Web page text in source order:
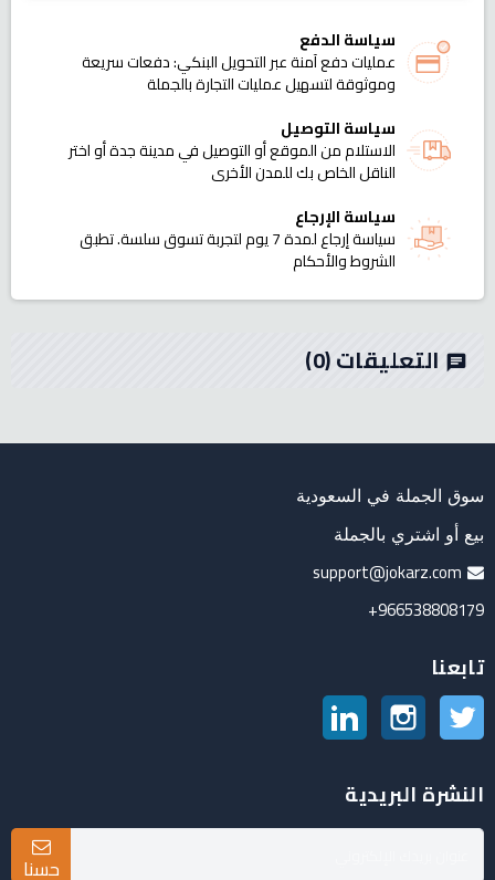
سياسة الدفع
عمليات دفع آمنة عبر التحويل البنكي: دفعات سريعة
وموثوقة لتسهيل عمليات التجارة بالجملة
سياسة التوصيل
الاستلام من الموقع أو التوصيل في مدينة جدة أو اختر
الناقل الخاص بك للمدن الأخرى
سياسة الإرجاع
سياسة إرجاع لمدة 7 يوم لتجربة تسوق سلسة. تطبق
الشروط والأحكام
chat التعليقات(0)
سوق الجملة في السعودية
بيع أو اشتري بالجملة
support@jokarz.com
966538808179+
تابعنا
تويتر انستغرام
النشرة البريدية
حسنا